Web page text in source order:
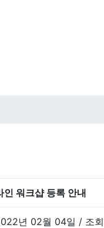
워크샵 등록 안내
년 02월 04일 / 조